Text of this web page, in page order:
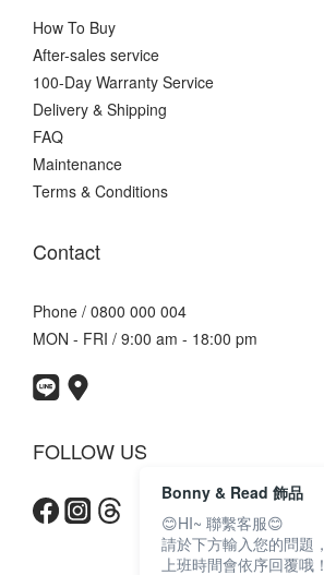
How To Buy
After-sales service
100-Day Warranty Service
Delivery & Shipping
FAQ
Maintenance
Terms & Conditions
Contact
Phone / 0800 000 004
MON - FRI / 9:00 am - 18:00 pm
FOLLOW US
Bonny & Read 飾品
😊HI~ 聯繫客服😊
請於下方輸入您的問題，
上班時間會依序回覆哦！